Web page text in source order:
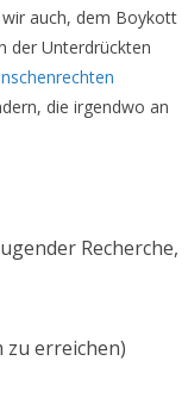
auch, dem Boykott
der Unterdrückten
die irgendwo an
Recherche,
erreichen)